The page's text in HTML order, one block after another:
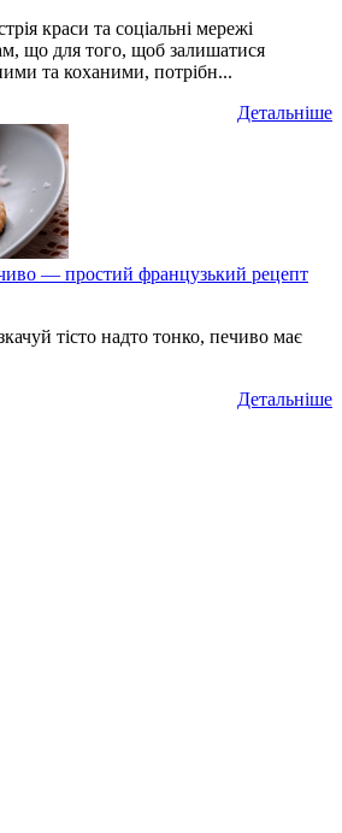
краси та соціальні мережі
що для того, щоб залишатися
та коханими, потрібн...
Детальніше
— простий французький рецепт
тісто надто тонко, печиво має
Детальніше